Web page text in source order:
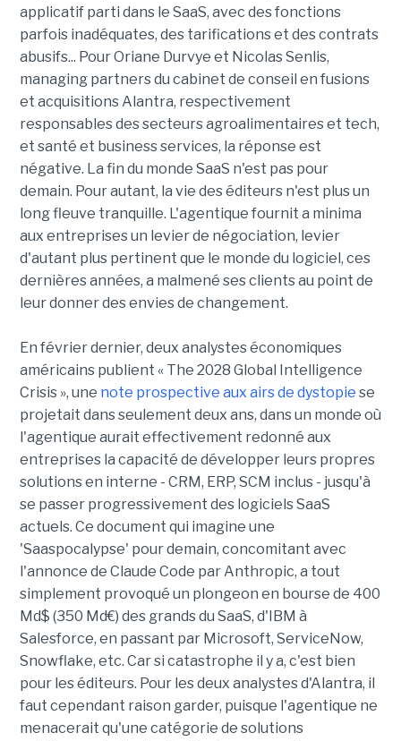
applicatif parti dans le SaaS, avec des fonctions
parfois inadéquates, des tarifications et des contrats
abusifs... Pour Oriane Durvye et Nicolas Senlis,
managing partners du cabinet de conseil en fusions
et acquisitions Alantra, respectivement
responsables des secteurs agroalimentaires et tech,
et santé et business services, la réponse est
négative. La fin du monde SaaS n'est pas pour
demain. Pour autant, la vie des éditeurs n'est plus un
long fleuve tranquille. L'agentique fournit a minima
aux entreprises un levier de négociation, levier
d'autant plus pertinent que le monde du logiciel, ces
dernières années, a malmené ses clients au point de
leur donner des envies de changement.
En février dernier, deux analystes économiques
américains publient « The 2028 Global Intelligence
Crisis », une note prospective aux airs de dystopie se
projetait dans seulement deux ans, dans un monde où
l'agentique aurait effectivement redonné aux
entreprises la capacité de développer leurs propres
solutions en interne - CRM, ERP, SCM inclus - jusqu'à
se passer progressivement des logiciels SaaS
actuels. Ce document qui imagine une
'Saaspocalypse' pour demain, concomitant avec
l'annonce de Claude Code par Anthropic, a tout
simplement provoqué un plongeon en bourse de 400
Md$ (350 Md€) des grands du SaaS, d'IBM à
Salesforce, en passant par Microsoft, ServiceNow,
Snowflake, etc. Car si catastrophe il y a, c'est bien
pour les éditeurs. Pour les deux analystes d'Alantra, il
faut cependant raison garder, puisque l'agentique ne
menacerait qu'une catégorie de solutions